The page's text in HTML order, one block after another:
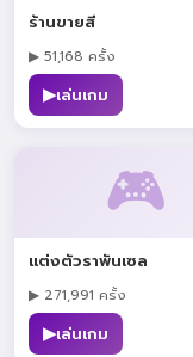
ร้านขายสี
▶ 51,168 ครั้ง
▶เล่นเกม
🎮
แต่งตัวราพันเซล
▶ 271,991 ครั้ง
▶เล่นเกม